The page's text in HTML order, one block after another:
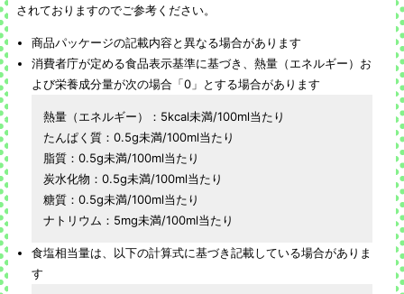
されておりますのでご参考ください。
商品パッケージの記載内容と異なる場合があります
消費者庁が定める食品表示基準に基づき、熱量（エネルギー）お
よび栄養成分量が次の場合「0」とする場合があります
熱量（エネルギー）：5kcal未満/100ml当たり
たんぱく質：0.5g未満/100ml当たり
脂質：0.5g未満/100ml当たり
炭水化物：0.5g未満/100ml当たり
糖質：0.5g未満/100ml当たり
ナトリウム：5mg未満/100ml当たり
食塩相当量は、以下の計算式に基づき記載している場合がありま
す